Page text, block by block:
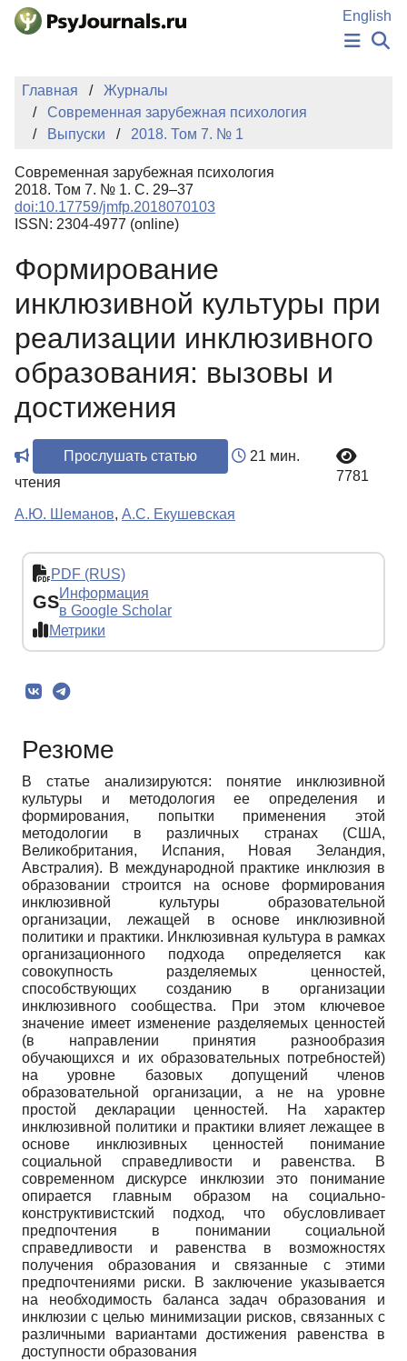
Перейти к основному содержанию
English
НОВОСТИ
ИЗДАНИЯ
АВТОРЫ
БАЗА ЗНАНИЙ
КЛЮЧЕВЫЕ СЛОВА
Регистрация
Главная
Журналы
Современная зарубежная психология
Выпуски
2018. Том 7. № 1
Современная зарубежная психология
2018. Том 7. № 1. С. 29–37
doi:10.17759/jmfp.2018070103
ISSN: 2304-4977 (online)
Формирование
инклюзивной культуры при
реализации инклюзивного
образования: вызовы и
достижения
Прослушать статью
21 мин.
чтения
7781
А.Ю. Шеманов, А.С. Екушевская
PDF (RUS)
GSИнформация
в Google Scholar
Метрики
Резюме
В статье анализируются: понятие инклюзивной
культуры и методология ее определения и
формирования, попытки применения этой
методологии в различных странах (США,
Великобритания, Испания, Новая Зеландия,
Австралия). В международной практике инклюзия в
образовании строится на основе формирования
инклюзивной культуры образовательной
организации, лежащей в основе инклюзивной
политики и практики. Инклюзивная культура в рамках
организационного подхода определяется как
совокупность разделяемых ценностей,
способствующих созданию в организации
инклюзивного сообщества. При этом ключевое
значение имеет изменение разделяемых ценностей
(в направлении принятия разнообразия
обучающихся и их образовательных потребностей)
на уровне базовых допущений членов
образовательной организации, а не на уровне
простой декларации ценностей. На характер
инклюзивной политики и практики влияет лежащее в
основе инклюзивных ценностей понимание
социальной справедливости и равенства. В
современном дискурсе инклюзии это понимание
опирается главным образом на социально-
конструктивистский подход, что обусловливает
предпочтения в понимании социальной
справедливости и равенства в возможностях
получения образования и связанные с этими
предпочтениями риски. В заключение указывается
на необходимость баланса задач образования и
инклюзии с целью минимизации рисков, связанных с
различными вариантами достижения равенства в
доступности образования